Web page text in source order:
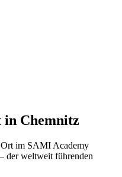
in Chemnitz
im SAMI Academy
weltweit führenden